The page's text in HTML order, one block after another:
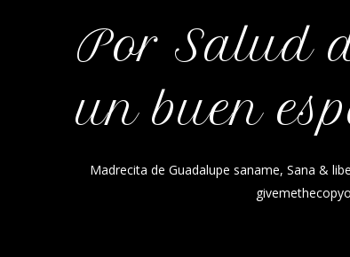
Por Salud
un buen
Madrecita de Guadalupe saname, Sana &